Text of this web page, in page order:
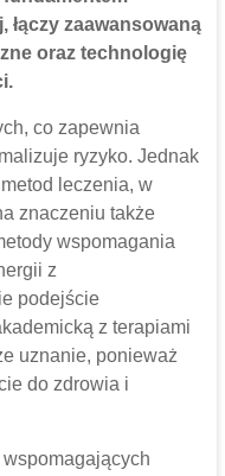
łączy zaawansowaną
oraz technologię
co zapewnia
ryzyko. Jednak
leczenia, w
znaczeniu także
wspomagania
z
podejście
z terapiami
uznanie, ponieważ
do zdrowia i